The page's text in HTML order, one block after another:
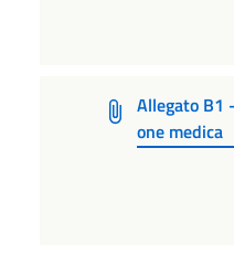
Allegato B1
one medica